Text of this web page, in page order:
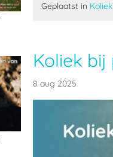
Geplaatst in Koliek
Koliek
8 aug 2025